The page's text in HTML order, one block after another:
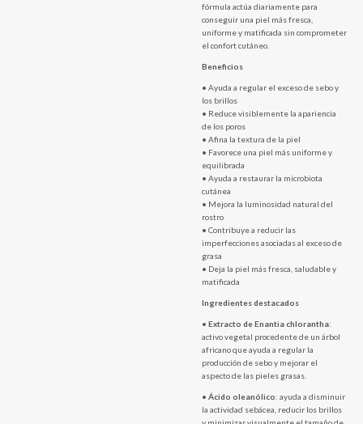
fórmula actúa diariamente para
conseguir una piel más fresca,
uniforme y matificada sin comprometer
el confort cutáneo.
Beneficios
• Ayuda a regular el exceso de sebo y
los brillos
• Reduce visiblemente la apariencia
de los poros
• Afina la textura de la piel
• Favorece una piel más uniforme y
equilibrada
• Ayuda a restaurar la microbiota
cutánea
• Mejora la luminosidad natural del
rostro
• Contribuye a reducir las
imperfecciones asociadas al exceso de
grasa
• Deja la piel más fresca, saludable y
matificada
Ingredientes destacados
• Extracto de Enantia chlorantha:
activo vegetal procedente de un árbol
africano que ayuda a regular la
producción de sebo y mejorar el
aspecto de las pieles grasas.
• Ácido oleanólico: ayuda a disminuir
la actividad sebácea, reducir los brillos
y minimizar visualmente el tamaño de